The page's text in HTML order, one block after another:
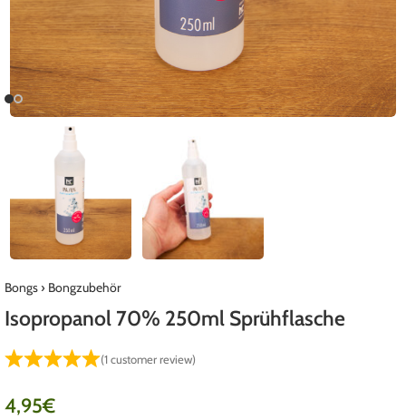
Bongs› Bongzubehör
Isopropanol 70% 250ml Sprühflasche
(1customer review)
4,95€